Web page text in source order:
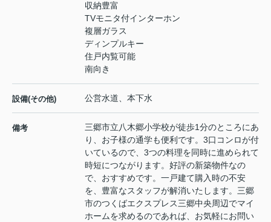
収納豊富
TVモニタ付インターホン
複層ガラス
ディンプルキー
住戸内覧可能
南向き
設備(その他) 公営水道、本下水
備考
三郷市立八木郷小学校が徒歩1分のところにあ
り、お子様の通学も便利です。3口コンロが付
いているので、3つの料理を同時に進められて
時短につながります。好評の新築物件なの
で、おすすめです。一戸建て購入時の不安
を、豊富なスタッフが解消いたします。三郷
市のつくばエクスプレス三郷中央周辺でマイ
ホームを求めるのであれば、お気軽にお問い